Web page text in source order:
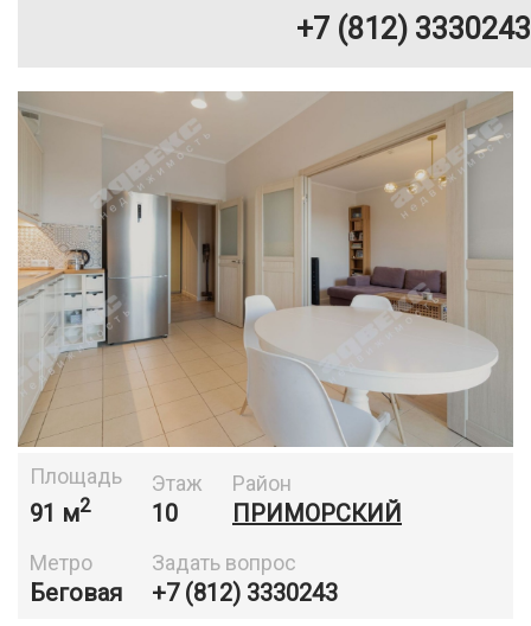
+7 (812) 3330243
Площадь
91 м2
Этаж
10
Район
ПРИМОРСКИЙ
Метро
Беговая
Задать вопрос
+7 (812) 3330243